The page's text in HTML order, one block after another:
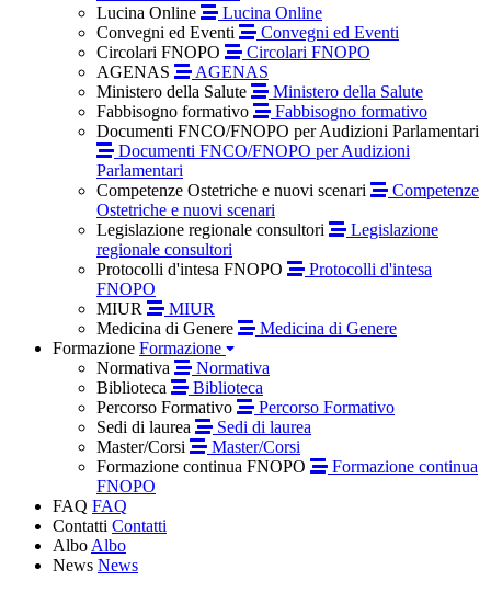
Lucina Online
Lucina Online
Convegni ed Eventi
Convegni ed Eventi
Circolari FNOPO
Circolari FNOPO
AGENAS
AGENAS
Ministero della Salute
Ministero della Salute
Fabbisogno formativo
Fabbisogno formativo
Documenti FNCO/FNOPO per Audizioni Parlamentari
Documenti FNCO/FNOPO per Audizioni
Parlamentari
Competenze Ostetriche e nuovi scenari
Competenze
Ostetriche e nuovi scenari
Legislazione regionale consultori
Legislazione
regionale consultori
Protocolli d'intesa FNOPO
Protocolli d'intesa
FNOPO
MIUR
MIUR
Medicina di Genere
Medicina di Genere
Formazione Formazione
Normativa
Normativa
Biblioteca
Biblioteca
Percorso Formativo
Percorso Formativo
Sedi di laurea
Sedi di laurea
Master/Corsi
Master/Corsi
Formazione continua FNOPO
Formazione continua
FNOPO
FAQ FAQ
Contatti Contatti
Albo Albo
News News